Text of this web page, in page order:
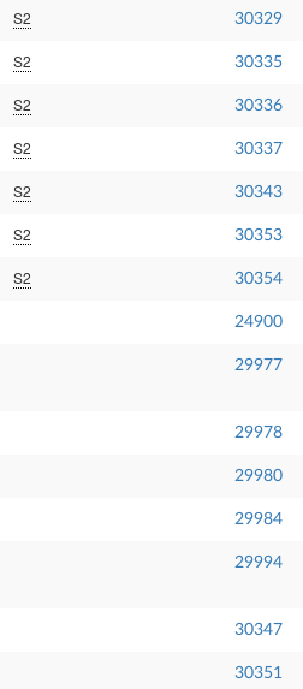
S2 30329
S2 30335
S2 30336
S2 30337
S2 30343
S2 30353
S2 30354
24900
29977
29978
29980
29984
29994
30347
30351